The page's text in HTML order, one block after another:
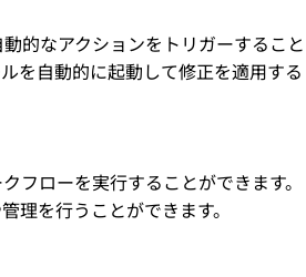
的なアクションをトリガーすること
を自動的に起動して修正を適用する
フローを実行することができます。
理を行うことができます。